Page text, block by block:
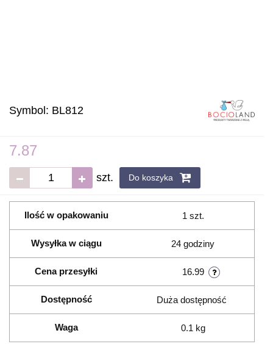
Symbol: BL812
7.87
szt. Do koszyka
Ilość w opakowaniu 1 szt.
Wysyłka w ciągu 24 godziny
Cena przesyłki 16.99
Dostępność Duża dostępność
Waga 0.1 kg